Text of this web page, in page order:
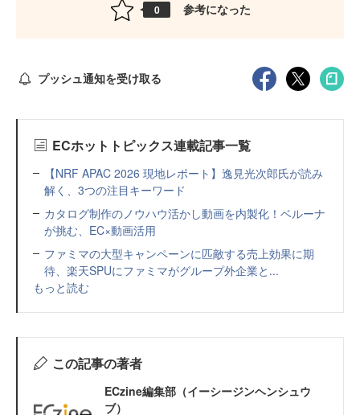
0 参考になった
プッシュ通知を受け取る
ECホットトピックス連載記事一覧
【NRF APAC 2026 現地レポート】逸見光次郎氏が読み
解く、3つの注目キーワード
カタログ制作のノウハウ活かし動画を内製化！ベルーナ
が挑む、EC×動画活用
ファミマの大型キャンペーンに匹敵する売上効果に期
待、楽天SPUにファミマがグループ外企業と...
もっと読む
この記事の著者
ECzine編集部（イーシージンヘンシュウ
ブ）